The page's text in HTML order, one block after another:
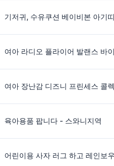
기저귀, 수유쿠션 베이비본 아기
여아 라디오 플라이어 발랜스 바
육아용품 팝니다 - 스와니지역
어린이용 사자 러그 하고 레인보